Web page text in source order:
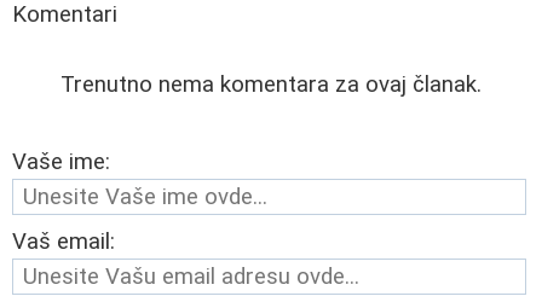
Komentari
Trenutno nema komentara za ovaj članak.
Vaše ime:
Vaš email: